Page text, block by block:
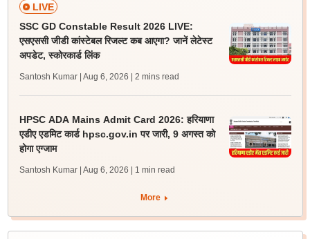
LIVE
SSC GD Constable Result 2026 LIVE:
एसएससी जीडी कांस्टेबल रिजल्ट कब आएगा? जानें लेटेस्ट
अपडेट, स्कोरकार्ड लिंक
Santosh Kumar | Aug 6, 2026 | 2 mins read
HPSC ADA Mains Admit Card 2026: हरियाणा
एडीए एडमिट कार्ड hpsc.gov.in पर जारी, 9 अगस्त को
होगा एग्जाम
Santosh Kumar | Aug 6, 2026 | 1 min read
More